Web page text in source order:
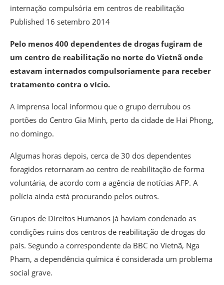
internação compulsória em centros de reabilitação
Published 16 setembro 2014
Pelo menos 400 dependentes de drogas fugiram de
um centro de reabilitação no norte do Vietnã onde
estavam internados compulsoriamente para receber
tratamento contra o vício.
A imprensa local informou que o grupo derrubou os
portões do Centro Gia Minh, perto da cidade de Hai Phong,
no domingo.
Algumas horas depois, cerca de 30 dos dependentes
foragidos retornaram ao centro de reabilitação de forma
voluntária, de acordo com a agência de notícias AFP. A
polícia ainda está procurando pelos outros.
Grupos de Direitos Humanos já haviam condenado as
condições ruins dos centros de reabilitação de drogas do
país. Segundo a correspondente da BBC no Vietnã, Nga
Pham, a dependência química é considerada um problema
social grave.